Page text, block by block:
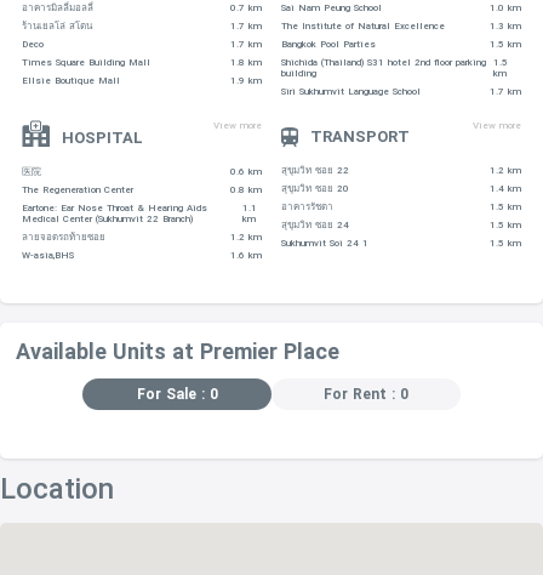
อาคารมิลลี่มอลลี่
0.7 km
ร้านเยลโล่ สโตน
1.7 km
Deco
1.7 km
Times Square Building Mall
1.8 km
Ellsie Boutique Mall
1.9 km
Sai Nam Peung School
1.0 km
The Institute of Natural Excellence
1.3 km
Bangkok Pool Parties
1.5 km
Shichida (Thailand) S31 hotel 2nd floor parking
building
1.5
km
Siri Sukhumvit Language School
1.7 km
HOSPITAL
View more
医院
0.6 km
The Regeneration Center
0.8 km
Eartone: Ear Nose Throat & Hearing Aids
Medical Center (Sukhumvit 22 Branch)
1.1
km
ลายจอดรถท้ายซอย
1.2 km
W-asia,BHS
1.6 km
TRANSPORT
View more
สุขุมวิท ซอย 22
1.2 km
สุขุมวิท ซอย 20
1.4 km
อาคารรัชดา
1.5 km
สุขุมวิท ซอย 24
1.5 km
Sukhumvit Soi 24 1
1.5 km
Available Units at Premier Place
For Sale : 0 For Rent : 0
Location